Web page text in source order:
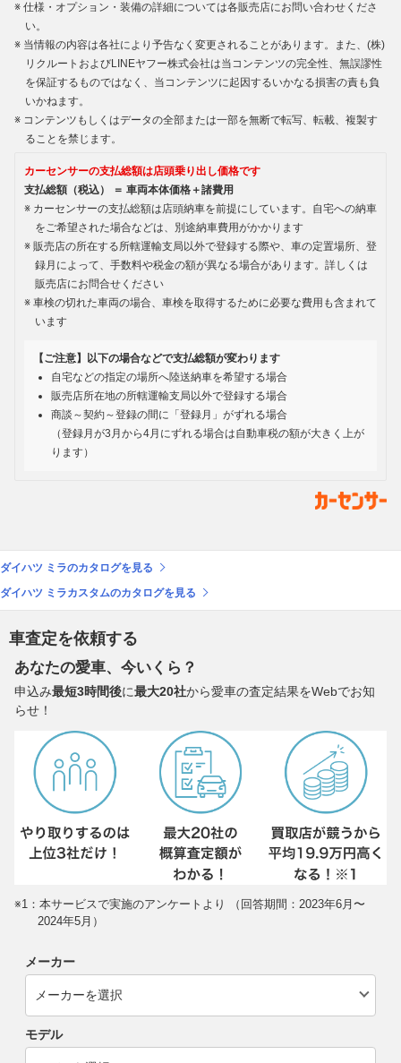
仕様・オプション・装備の詳細については各販売店にお問い合わせくださ
い。
当情報の内容は各社により予告なく変更されることがあります。また、(株)
リクルートおよびLINEヤフー株式会社は当コンテンツの完全性、無誤謬性
を保証するものではなく、当コンテンツに起因するいかなる損害の責も負
いかねます。
コンテンツもしくはデータの全部または一部を無断で転写、転載、複製す
ることを禁じます。
カーセンサーの支払総額は店頭乗り出し価格です
支払総額（税込） ＝ 車両本体価格＋諸費用
カーセンサーの支払総額は店頭納車を前提にしています。自宅への納車
をご希望された場合などは、別途納車費用がかかります
販売店の所在する所轄運輸支局以外で登録する際や、車の定置場所、登
録月によって、手数料や税金の額が異なる場合があります。詳しくは
販売店にお問合せください
車検の切れた車両の場合、車検を取得するために必要な費用も含まれて
います
【ご注意】以下の場合などで支払総額が変わります
自宅などの指定の場所へ陸送納車を希望する場合
販売店所在地の所轄運輸支局以外で登録する場合
商談～契約～登録の間に「登録月」がずれる場合
（登録月が3月から4月にずれる場合は自動車税の額が大きく上が
ります）
ダイハツ ミラのカタログを見る
ダイハツ ミラカスタムのカタログを見る
車査定を依頼する
あなたの愛車、今いくら？
申込み最短3時間後に最大20社から愛車の査定結果をWebでお知
らせ！
※1：本サービスで実施のアンケートより （回答期間：2023年6月〜
2024年5月）
メーカー
モデル